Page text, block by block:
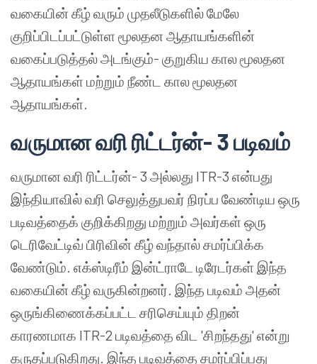
வகையின் கீழ் வரும் முதலீடுகளில் மேலே
குறிப்பிடப்பட்டுள்ள மூலதன ஆதாயங்களின்
வகைப்படுத்தல் அடங்கும்- குறுகிய கால மூலதன
ஆதாயங்கள் மற்றும் நீண்ட கால மூலதன
ஆதாயங்கள்.
வருமான வரி ரிட்டர்ன்- 3 படிவம்
வருமான வரி ரிட்டர்ன்- 3 அல்லது ITR-3 என்பது
இந்தியாவில் வரி செலுத்துபவர் நிரப்ப வேண்டிய ஒரு
படிவத்தைக் குறிக்கிறது மற்றும் அவர்கள் ஒரு
டெரிவேட்டிவ் பிரிவின் கீழ் வந்தால் சமர்ப்பிக்க
வேண்டும். எக்ஸ்டிரீம் இன்ட்ராடே டிரேடர்கள் இந்த
வகையின் கீழ் வருகின்றனர். இந்த படிவம் அதன்
ஒருங்கிணைக்கப்பட்ட சரிசெய்யும் திறன்
காரணமாக ITR-2 படிவத்தை விட 'சிறந்தது' என்று
கருதப்படுகிறது. இந்த படிவத்தை சமர்ப்பிப்பது